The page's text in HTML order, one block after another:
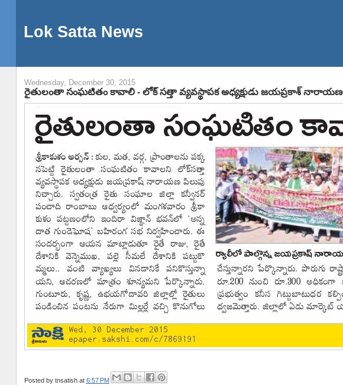
Lok Satta News
Wednesday, December 30, 2015
రైతులంతా సంఘటితం కావాలి - లోక్ సత్తా వ్యవస్థాపక అధ్యక్షుడు జయప్రకాశ్ నారాయణ
Posted by tnsatish at 6:57 PM